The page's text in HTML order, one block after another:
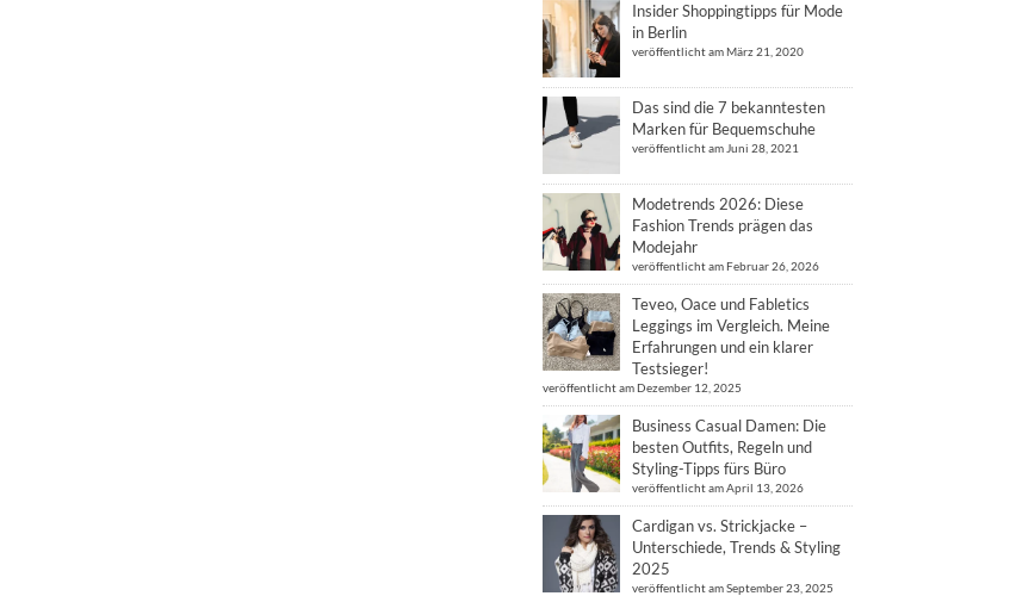
Insider Shoppingtipps für Mode
in Berlin
veröffentlicht am März 21, 2020
Das sind die 7 bekanntesten
Marken für Bequemschuhe
veröffentlicht am Juni 28, 2021
Modetrends 2026: Diese
Fashion Trends prägen das
Modejahr
veröffentlicht am Februar 26, 2026
Teveo, Oace und Fabletics
Leggings im Vergleich. Meine
Erfahrungen und ein klarer
Testsieger!
veröffentlicht am Dezember 12, 2025
Business Casual Damen: Die
besten Outfits, Regeln und
Styling-Tipps fürs Büro
veröffentlicht am April 13, 2026
Cardigan vs. Strickjacke –
Unterschiede, Trends & Styling
2025
veröffentlicht am September 23, 2025